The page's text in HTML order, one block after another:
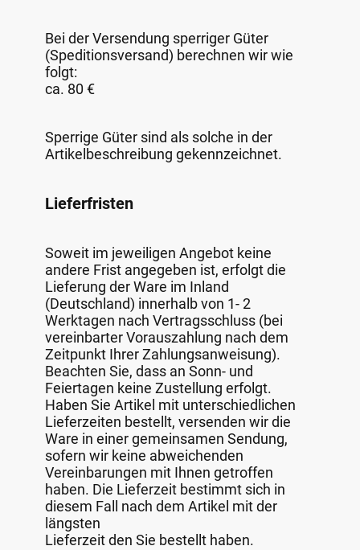
Bei der Versendung sperriger Güter
(Speditionsversand) berechnen wir wie
folgt:
ca. 80 €
Sperrige Güter sind als solche in der
Artikelbeschreibung gekennzeichnet.
Lieferfristen
Soweit im jeweiligen Angebot keine
andere Frist angegeben ist, erfolgt die
Lieferung der Ware im Inland
(Deutschland) innerhalb von 1- 2
Werktagen nach Vertragsschluss (bei
vereinbarter Vorauszahlung nach dem
Zeitpunkt Ihrer Zahlungsanweisung).
Beachten Sie, dass an Sonn- und
Feiertagen keine Zustellung erfolgt.
Haben Sie Artikel mit unterschiedlichen
Lieferzeiten bestellt, versenden wir die
Ware in einer gemeinsamen Sendung,
sofern wir keine abweichenden
Vereinbarungen mit Ihnen getroffen
haben. Die Lieferzeit bestimmt sich in
diesem Fall nach dem Artikel mit der
längsten
Lieferzeit den Sie bestellt haben.